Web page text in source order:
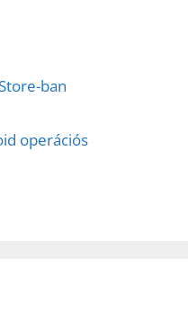
ban
operációs